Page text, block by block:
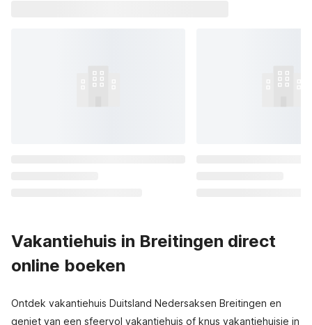
Vakantiehuis in Breitingen direct
online boeken
Ontdek vakantiehuis Duitsland Nedersaksen Breitingen en
geniet van een sfeervol vakantiehuis of knus vakantiehuisje in